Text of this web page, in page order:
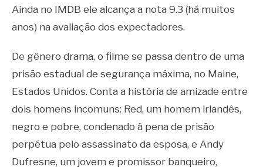
Ainda no IMDB ele alcança a nota 9.3 (há muitos
anos) na avaliação dos expectadores.
De gênero drama, o filme se passa dentro de uma
prisão estadual de segurança máxima, no Maine,
Estados Unidos. Conta a história de amizade entre
dois homens incomuns: Red, um homem irlandês,
negro e pobre, condenado à pena de prisão
perpétua pelo assassinato da esposa, e Andy
Dufresne, um jovem e promissor banqueiro,